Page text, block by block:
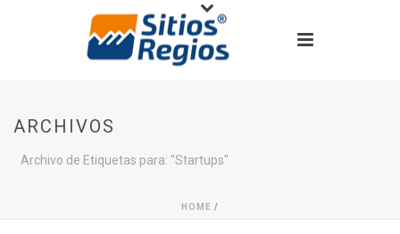
ARCHIVOS
Archivo de Etiquetas para: "Startups"
HOME /